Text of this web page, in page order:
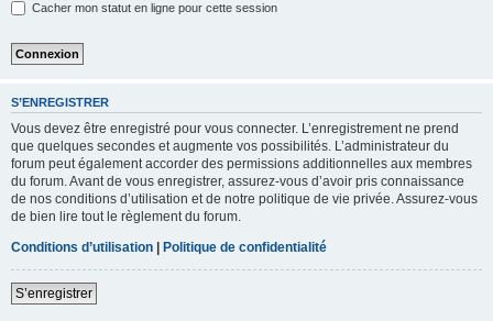
Cacher mon statut en ligne pour cette session
S’ENREGISTRER
Vous devez être enregistré pour vous connecter. L’enregistrement ne prend
que quelques secondes et augmente vos possibilités. L’administrateur du
forum peut également accorder des permissions additionnelles aux membres
du forum. Avant de vous enregistrer, assurez-vous d’avoir pris connaissance
de nos conditions d’utilisation et de notre politique de vie privée. Assurez-vous
de bien lire tout le règlement du forum.
Conditions d’utilisation | Politique de confidentialité
S’enregistrer